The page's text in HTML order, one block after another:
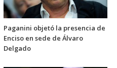
Paganini objetó la presencia de
Enciso en sede de Álvaro
Delgado